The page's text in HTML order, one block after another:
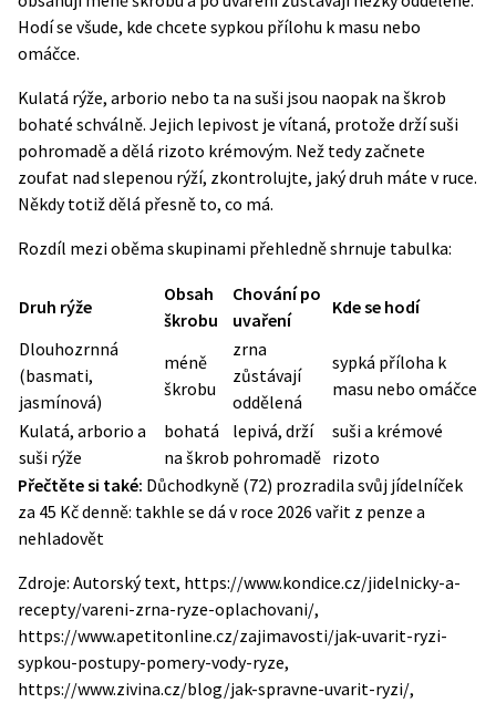
Hodí se všude, kde chcete sypkou přílohu k masu nebo
omáčce.
Kulatá rýže, arborio nebo ta na suši jsou naopak na škrob
bohaté schválně. Jejich lepivost je vítaná, protože drží suši
pohromadě a dělá rizoto krémovým. Než tedy začnete
zoufat nad slepenou rýží, zkontrolujte, jaký druh máte v ruce.
Někdy totiž dělá přesně to, co má.
Rozdíl mezi oběma skupinami přehledně shrnuje tabulka:
Druh rýže
Obsah
škrobu
Chování po
uvaření
Kde se hodí
Dlouhozrnná
(basmati,
jasmínová)
méně
škrobu
zrna
zůstávají
oddělená
sypká příloha k
masu nebo omáčce
Kulatá, arborio a
suši rýže
bohatá
na škrob
lepivá, drží
pohromadě
suši a krémové
rizoto
Přečtěte si také: Důchodkyně (72) prozradila svůj jídelníček
za 45 Kč denně: takhle se dá v roce 2026 vařit z penze a
nehladovět
Zdroje: Autorský text, https://www.kondice.cz/jidelnicky-a-
recepty/vareni-zrna-ryze-oplachovani/,
https://www.apetitonline.cz/zajimavosti/jak-uvarit-ryzi-
sypkou-postupy-pomery-vody-ryze,
https://www.zivina.cz/blog/jak-spravne-uvarit-ryzi/,